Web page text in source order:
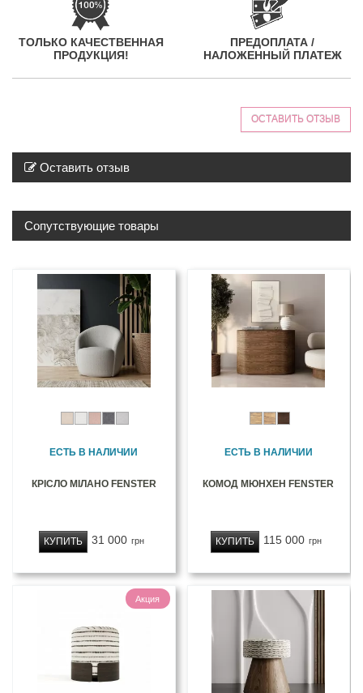
ТОЛЬКО КАЧЕСТВЕННАЯ
ПРОДУКЦИЯ!
ПРЕДОПЛАТА /
НАЛОЖЕННЫЙ ПЛАТЕЖ
ОСТАВИТЬ ОТЗЫВ
Оставить отзыв
Сопутствующие товары
ЕСТЬ В НАЛИЧИИ
КРІСЛО МІЛАНО FENSTER
31 000 грн
КУПИТЬ
ЕСТЬ В НАЛИЧИИ
КОМОД МЮНХЕН FENSTER
115 000 грн
КУПИТЬ
Акция